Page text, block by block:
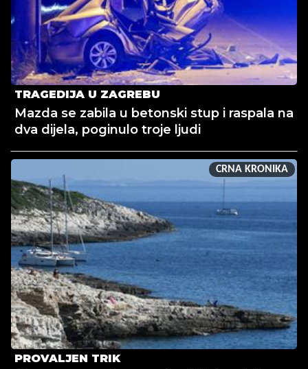
TRAGEDIJA U ZAGREBU
Mazda se zabila u betonski stup i raspala na
dva dijela, poginulo troje ljudi
CRNA KRONIKA
PROVALJEN TRIK